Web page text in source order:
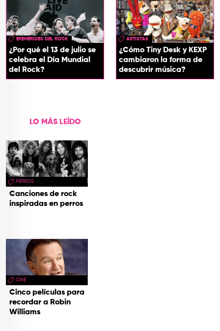
EFEMÉRIDES DEL ROCK
¿Por qué el 13 de julio se
celebra el Día Mundial
del Rock?
ARTISTAS
¿Cómo Tiny Desk y KEXP
cambiaron la forma de
descubrir música?
LO MÁS LEÍDO
PERROS
Canciones de rock
inspiradas en perros
CINE
Cinco películas para
recordar a Robin
Williams